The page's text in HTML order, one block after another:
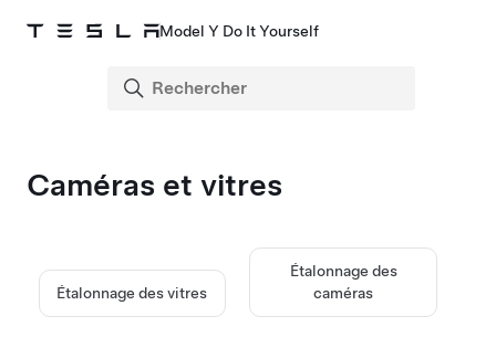
Model Y Do It Yourself
Caméras et vitres
Étalonnage des vitres
Étalonnage des
caméras